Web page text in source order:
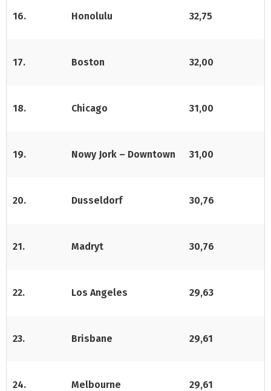
16. Honolulu 32,75
17. Boston 32,00
18. Chicago 31,00
19. Nowy Jork – Downtown 31,00
20. Dusseldorf 30,76
21. Madryt 30,76
22. Los Angeles 29,63
23. Brisbane 29,61
24. Melbourne 29,61